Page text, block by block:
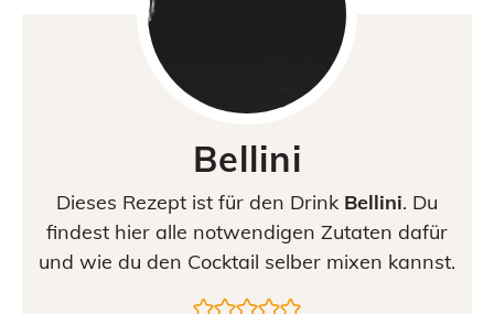
Bellini
Dieses Rezept ist für den Drink Bellini. Du
findest hier alle notwendigen Zutaten dafür
und wie du den Cocktail selber mixen kannst.